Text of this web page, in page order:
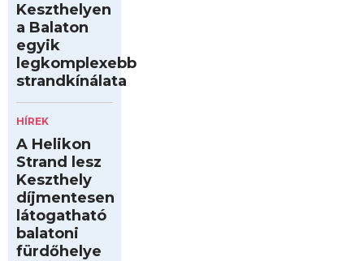
Keszthelyen
a Balaton
egyik
legkomplexebb
strandkínálata
HÍREK
A Helikon
Strand lesz
Keszthely
díjmentesen
látogatható
balatoni
fürdőhelye